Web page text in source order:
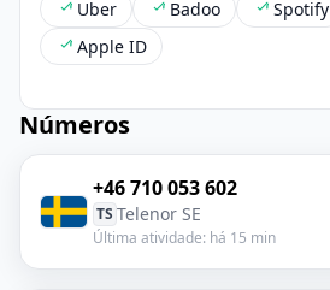
Uber
Badoo Spotify
Apple ID
Números
+46 710 053 602
TS Telenor SE
Última atividade: há 15 min